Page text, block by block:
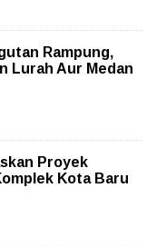
Rampung,
Lurah Aur Medan
Proyek
Kota Baru